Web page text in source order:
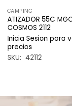
CAMPING
ATIZADOR 55C
COSMOS 2112
Inicia Sesion para
precios
SKU: 42112